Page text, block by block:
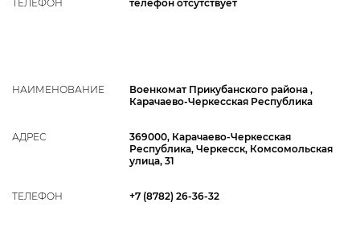
ТЕЛЕФОН телефон отсутствует
НАИМЕНОВАНИЕ
Военкомат Прикубанского района ,
Карачаево-Черкесская Республика
АДРЕС
369000, Карачаево-Черкесская
Республика, Черкесск, Комсомольская
улица, 31
ТЕЛЕФОН +7 (8782) 26-36-32